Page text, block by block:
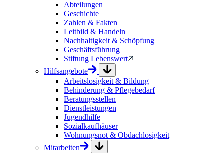
Abteilungen
Geschichte
Zahlen & Fakten
Leitbild & Handeln
Nachhaltigkeit & Schöpfung
Geschäftsführung
Stiftung Lebenswert
Hilfsangebote
Arbeitslosigkeit & Bildung
Behinderung & Pflegebedarf
Beratungsstellen
Dienstleistungen
Jugendhilfe
Sozialkaufhäuser
Wohnungsnot & Obdachlosigkeit
Mitarbeiten